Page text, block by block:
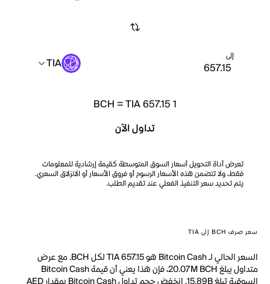
إلى TIA
1
BCH =TIA 657.15
تداول الآن
تعرض أداة التحويل أسعار السوق المتوسطة كقيمة إرشادية للمعلومات
فقط، ولا تتضمن هذه الأسعار الرسوم أو فروق الأسعار أو الانزلاق السعري.
يتم تحديد سعر التنفيذ الفعلي عند تقديم الطلب.
سعر صرف BCH إلى TIA
السعر الحالي لـ Bitcoin Cash هو TIA 657.15 لكل BCH. مع عرض
متداول يبلغ 20.07M BCH، فإن هذا يعني أن قيمة Bitcoin Cash